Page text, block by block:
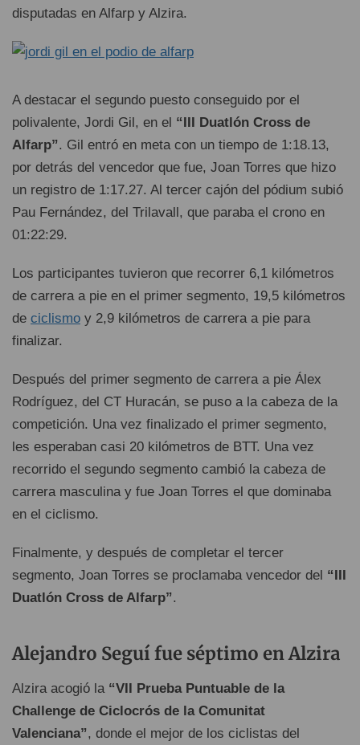
disputadas en Alfarp y Alzira.
A destacar el segundo puesto conseguido por el
polivalente, Jordi Gil, en el “III Duatlón Cross de
Alfarp”. Gil entró en meta con un tiempo de 1:18.13,
por detrás del vencedor que fue, Joan Torres que hizo
un registro de 1:17.27. Al tercer cajón del pódium subió
Pau Fernández, del Trilavall, que paraba el crono en
01:22:29.
Los participantes tuvieron que recorrer 6,1 kilómetros
de carrera a pie en el primer segmento, 19,5 kilómetros
de ciclismo y 2,9 kilómetros de carrera a pie para
finalizar.
Después del primer segmento de carrera a pie Álex
Rodríguez, del CT Huracán, se puso a la cabeza de la
competición. Una vez finalizado el primer segmento,
les esperaban casi 20 kilómetros de BTT. Una vez
recorrido el segundo segmento cambió la cabeza de
carrera masculina y fue Joan Torres el que dominaba
en el ciclismo.
Finalmente, y después de completar el tercer
segmento, Joan Torres se proclamaba vencedor del “III
Duatlón Cross de Alfarp”.
Alejandro Seguí fue séptimo en Alzira
Alzira acogió la “VII Prueba Puntuable de la
Challenge de Ciclocrós de la Comunitat
Valenciana”, donde el mejor de los ciclistas del